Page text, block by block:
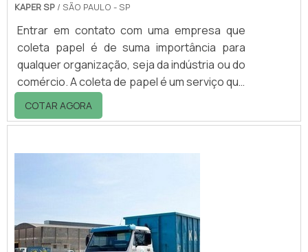
KAPER SP / SÃO PAULO - SP
Entrar em contato com uma empresa que
coleta papel é de suma importância para
qualquer organização, seja da indústria ou do
comércio. A coleta de papel é um serviço que
consiste na retirada, transporte, tratamento
e eliminação dos resíduos. Tudo é feito com
mão de obra capacitada. Um dos grandes
COTAR AGORA